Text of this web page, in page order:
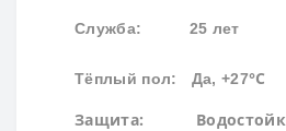
Служба: 25 лет
Тёплый пол: Да, +27°С
Защита: Водостойк